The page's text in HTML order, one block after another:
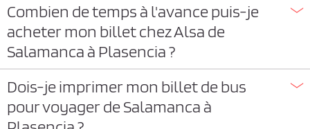
Combien de temps à l'avance puis-je
acheter mon billet chez Alsa de
Salamanca à Plasencia ?
Dois-je imprimer mon billet de bus
pour voyager de Salamanca à